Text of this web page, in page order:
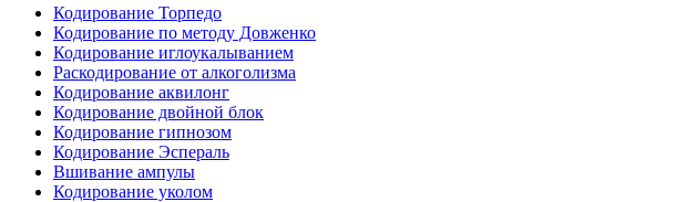
Кодирование Торпедо
Кодирование по методу Довженко
Кодирование иглоукалыванием
Раскодирование от алкоголизма
Кодирование аквилонг
Кодирование двойной блок
Кодирование гипнозом
Кодирование Эспераль
Вшивание ампулы
Кодирование уколом